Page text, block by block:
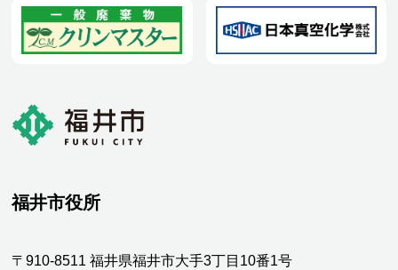
福井市役所
〒910-8511 福井県福井市大手3丁目10番1号